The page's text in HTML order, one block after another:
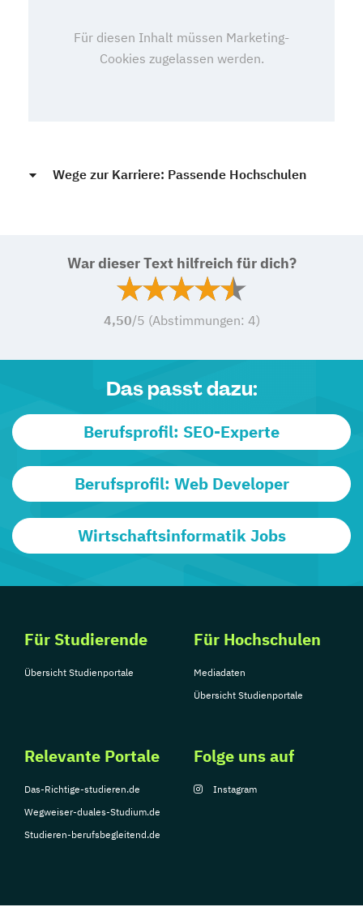
Wege zur Karriere: Passende Hochschulen
War dieser Text hilfreich für dich?
4,50/5 (Abstimmungen: 4)
Das passt dazu:
Berufsprofil: SEO-Experte
Berufsprofil: Web Developer
Wirtschaftsinformatik Jobs
Für Studierende
Übersicht Studienportale
Für Hochschulen
Mediadaten
Übersicht Studienportale
Relevante Portale
Das-Richtige-studieren.de
Wegweiser-duales-Studium.de
Studieren-berufsbegleitend.de
Folge uns auf
Instagram